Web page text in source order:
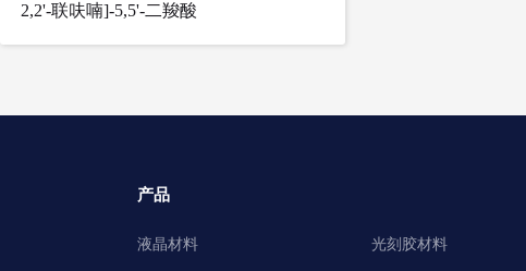
2,2'-联呋喃]-5,5'-二羧酸
产品
液晶材料 光刻胶材料